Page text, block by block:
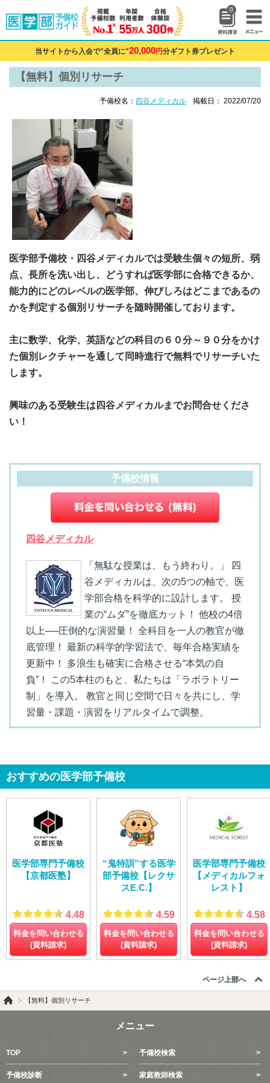
0
当サイトから入会で"全員に"20,000円分ギフト券プレゼント
【無料】個別リサーチ
予備校名： 四谷メディカル 掲載日： 2022/07/20
医学部予備校・四谷メディカルでは受験生個々の短所、弱
点、長所を洗い出し、どうすれば医学部に合格できるか、
能力的にどのレベルの医学部、伸びしろはどこまであるの
かを判定する個別リサーチを随時開催しております。
主に数学、化学、英語などの科目の６０分～９０分をかけ
た個別レクチャーを通して同時進行で無料でリサーチいた
します。
興味のある受験生は四谷メディカルまでお問合せくださ
い！
予備校情報
四谷メディカル
「無駄な授業は、もう終わり。」 四
谷メディカルは、次の5つの軸で、医
学部合格を科学的に設計します。 授
業の“ムダ”を徹底カット！ 他校の4倍
以上──圧倒的な演習量！ 全科目を一人の教官が徹
底管理！ 最新の科学的学習法で、毎年合格実績を
更新中！ 多浪生も確実に合格させる“本気の自
負”！ この5本柱のもと、私たちは「ラボラトリー
制」を導入。 教官と同じ空間で日々を共にし、学
習量・課題・演習をリアルタイムで調整。
おすすめの医学部予備校
医学部専門予備校
【京都医塾】
4.48
料金を問い合わせる
(資料請求)
“鬼特訓”する医学
部予備校【レクサ
スE.C.】
4.59
料金を問い合わせる
(資料請求)
医学部専門予備校
【メディカルフォ
レスト】
4.58
料金を問い合わせる
(資料請求)
ページ上部へ
【無料】個別リサーチ
メニュー
TOP 予備校検索
予備校診断 家庭教師検索